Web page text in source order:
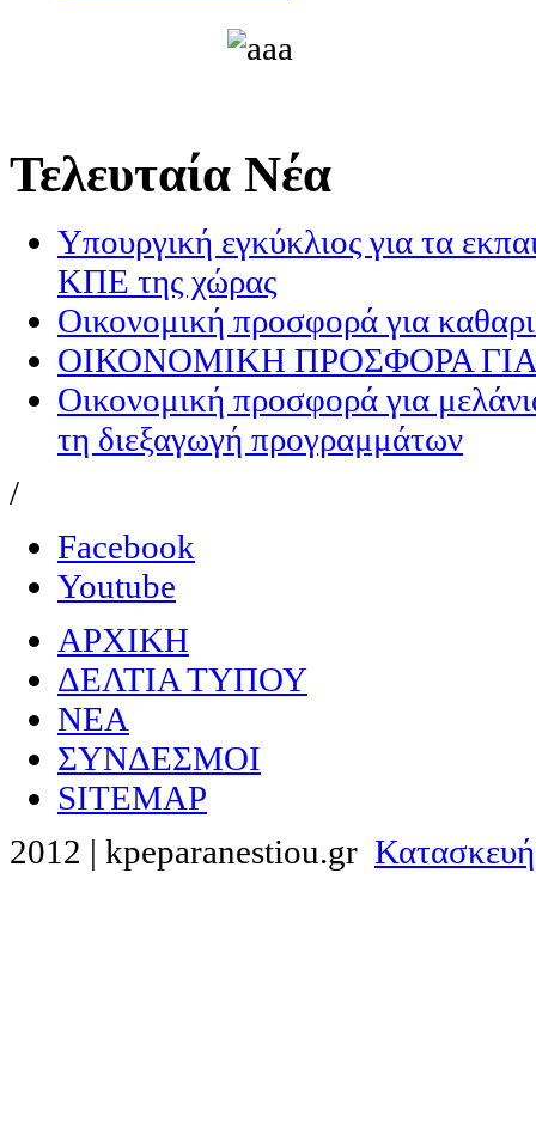
Τελευταία Νέα
Υπουργική εγκύκλιος για τα
ΚΠΕ της χώρας
Οικονομική προσφορά για
ΟΙΚΟΝΟΜΙΚΗ ΠΡΟΣΦΟΡΑ
Οικονομική προσφορά για
τη διεξαγωγή προγραμμάτων
/
Facebook
Youtube
ΑΡΧΙΚΗ
ΔΕΛΤΙΑ ΤΥΠΟΥ
NEA
ΣΥΝΔΕΣΜΟΙ
SITEMAP
2012 | kpeparanestiou.gr Κατασκευή